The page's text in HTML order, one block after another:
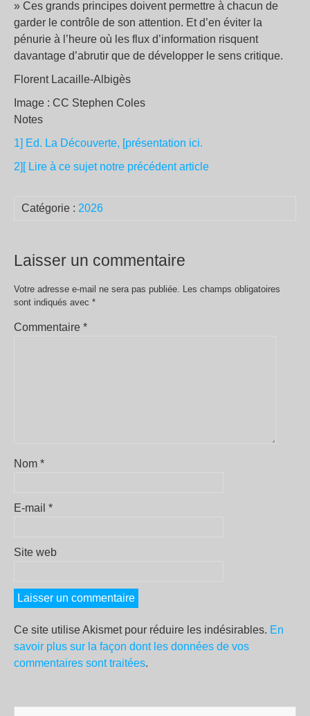
» Ces grands principes doivent permettre à chacun de
garder le contrôle de son attention. Et d’en éviter la
pénurie à l’heure où les flux d’information risquent
davantage d’abrutir que de développer le sens critique.
Florent Lacaille-Albigès
Image : CC Stephen Coles
Notes
1] Ed. La Découverte, [présentation ici.
2][ Lire à ce sujet notre précédent article
Catégorie : 2026
Laisser un commentaire
Votre adresse e-mail ne sera pas publiée. Les champs obligatoires
sont indiqués avec *
Commentaire *
Nom *
E-mail *
Site web
Ce site utilise Akismet pour réduire les indésirables. En
savoir plus sur la façon dont les données de vos
commentaires sont traitées.